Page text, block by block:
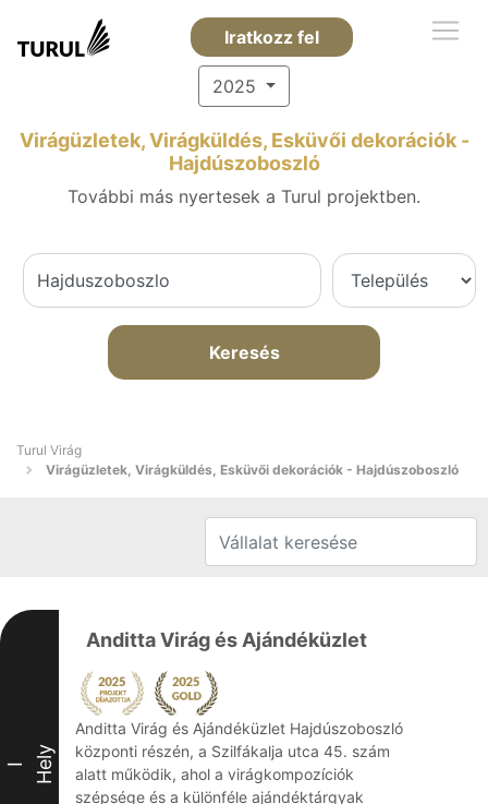
Iratkozz fel
2025
Virágüzletek, Virágküldés, Esküvői dekorációk -
Hajdúszoboszló
További más nyertesek a Turul projektben.
Keresés
Turul Virág
Virágüzletek, Virágküldés, Esküvői dekorációk - Hajdúszoboszló
I Hely
Anditta Virág és Ajándéküzlet
Anditta Virág és Ajándéküzlet Hajdúszoboszló
központi részén, a Szilfákalja utca 45. szám
alatt működik, ahol a virágkompozíciók
szépsége és a különféle ajándéktárgyak